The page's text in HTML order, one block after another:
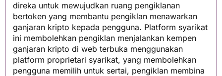
direka untuk mewujudkan ruang pengiklanan
bertoken yang membantu pengiklan menawarkan
ganjaran kripto kepada pengguna. Platform syarikat
ini membolehkan pengiklan menjalankan kempen
ganjaran kripto di web terbuka menggunakan
platform proprietari syarikat, yang membolehkan
pengguna memilih untuk sertai, pengiklan membina